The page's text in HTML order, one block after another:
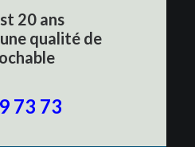
20 ans
qualité de
73 73